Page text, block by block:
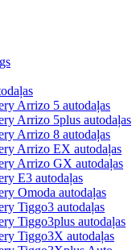
Arrizo 5 autodaļas
Arrizo 5plus autodaļas
Arrizo 8 autodaļas
Arrizo EX autodaļas
Arrizo GX autodaļas
E3 autodaļas
Omoda autodaļas
Tiggo3 autodaļas
Tiggo3plus autodaļas
Tiggo3X autodaļas